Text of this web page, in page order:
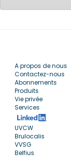
A propos de nous
Contactez-nous
Abonnements
Produits
Vie privée
Services
UVCW
Brulocalis
VVSG
Belfius